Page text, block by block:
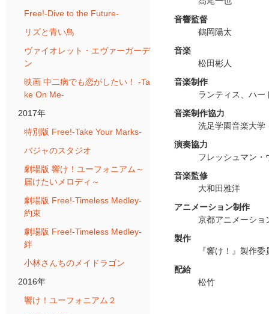
Free!-Dive to the Future-
リズと青い鳥
ヴァイオレット・エヴァーガーデ
ン
映画 中二病でも恋がしたい！ -Ta
ke On Me-
2017年
特別版 Free!-Take Your Marks-
バジャのスタジオ
劇場版 響け！ユーフォニアム～
届けたいメロディ～
劇場版 Free!-Timeless Medley-
約束
劇場版 Free!-Timeless Medley-
絆
小林さんちのメイドラゴン
2016年
響け！ユーフォニアム２
音響監督
鶴岡陽太
音楽
松田彬人
音楽制作
ランティス、ハー
音楽制作協力
洗足学園音楽大学
演奏協力
フレッシュマン・
音楽監修
大和田雅洋
アニメーション制作
京都アニメーショ
製作
『響け！』製作委
配給
松竹